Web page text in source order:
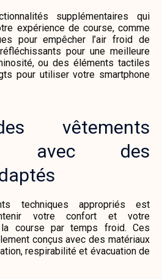
supplémentaires qui
expérience de course, comme
pour empêcher l’air froid de
pour une meilleure
ou des éléments tactiles
pour utiliser votre smartphone
vêtements
avec des
techniques appropriés est
votre confort et votre
course par temps froid. Ces
conçus avec des matériaux
respirabilité et évacuation de